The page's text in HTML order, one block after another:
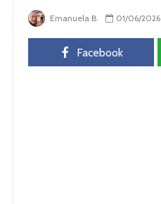
Emanuela B. 01/06/2026
Facebook